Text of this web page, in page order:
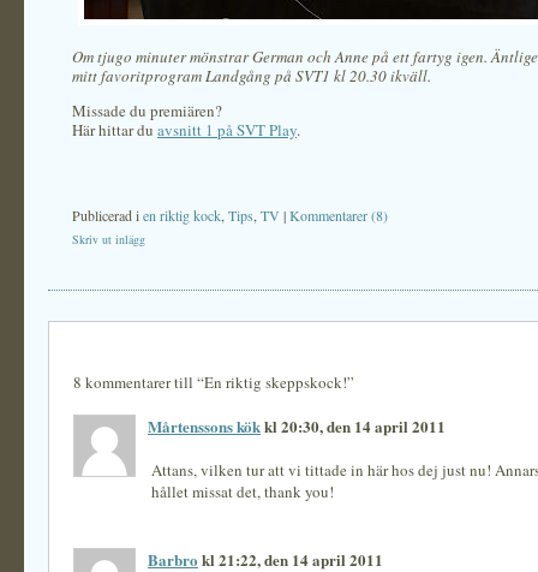
Om tjugo minuter mönstrar German och Anne på ett fartyg igen.
mitt favoritprogram Landgång på SVT1 kl 20.30 ikväll.
Missade du premiären?
Här hittar du avsnitt 1 på SVT Play.
Publicerad ien riktig kock Tips TV |Kommentarer (8)
Skriv ut inlägg
8 kommentarer till “En riktig skeppskock!”
Mårtenssons kökkl 20:30, den 14 april 2011
Attans, vilken tur att vi tittade in här hos dej just nu!
hållet missat det, thank you!
Barbro kl 21:22, den 14 april 2011